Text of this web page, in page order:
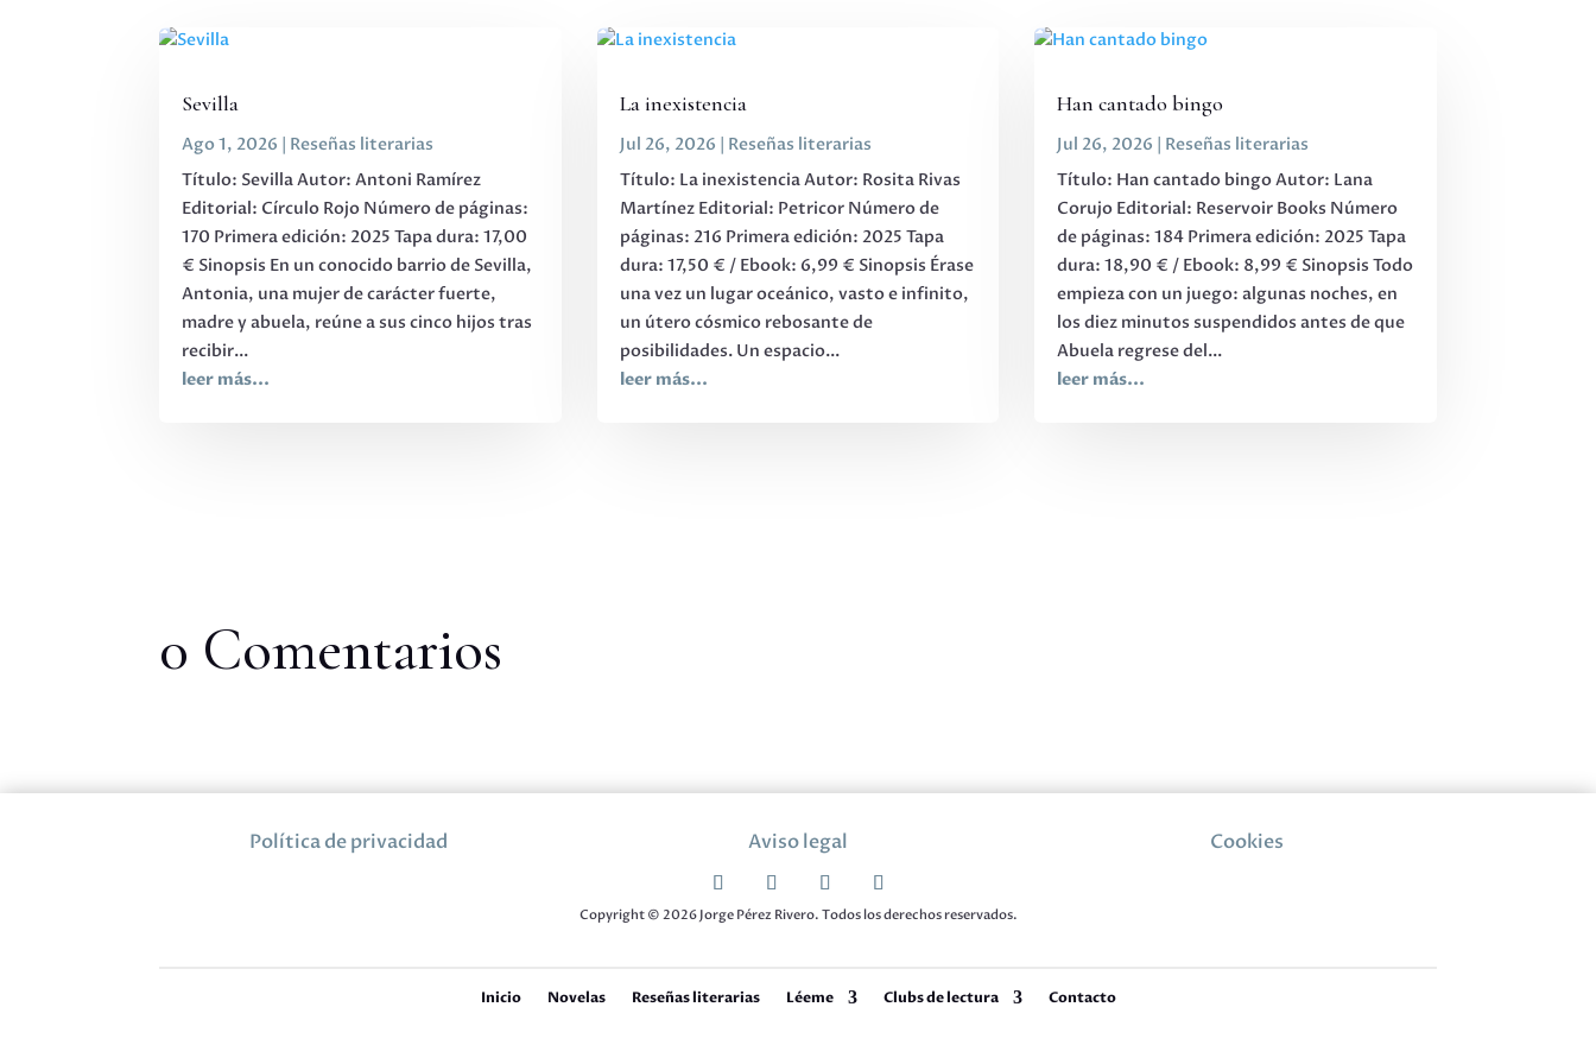
Sevilla
Ago 1, 2026 | Reseñas literarias
Título: Sevilla Autor: Antoni Ramírez
Editorial: Círculo Rojo Número de páginas:
170 Primera edición: 2025 Tapa dura: 17,00
€ Sinopsis En un conocido barrio de Sevilla,
Antonia, una mujer de carácter fuerte,
madre y abuela, reúne a sus cinco hijos tras
recibir...
leer más...
La inexistencia
Jul 26, 2026 | Reseñas literarias
Título: La inexistencia Autor: Rosita Rivas
Martínez Editorial: Petricor Número de
páginas: 216 Primera edición: 2025 Tapa
dura: 17,50 € / Ebook: 6,99 € Sinopsis Érase
una vez un lugar oceánico, vasto e infinito,
un útero cósmico rebosante de
posibilidades. Un espacio...
leer más...
Han cantado bingo
Jul 26, 2026 | Reseñas literarias
Título: Han cantado bingo Autor: Lana
Corujo Editorial: Reservoir Books Número
de páginas: 184 Primera edición: 2025 Tapa
dura: 18,90 € / Ebook: 8,99 € Sinopsis Todo
empieza con un juego: algunas noches, en
los diez minutos suspendidos antes de que
Abuela regrese del...
leer más...
0 Comentarios
Política de privacidad Aviso legal Cookies
Copyright © 2026 Jorge Pérez Rivero. Todos los derechos reservados.
Inicio Novelas Reseñas literarias Léeme Clubs de lectura Contacto